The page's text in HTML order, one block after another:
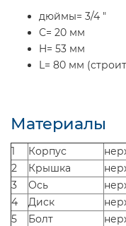
дюймы= 3/4 "
С= 20 мм
H= 53 мм
L= 80 мм
Материалы
1 Корпус
2
Крышка
3
Ось
4
Диск
5
Болт